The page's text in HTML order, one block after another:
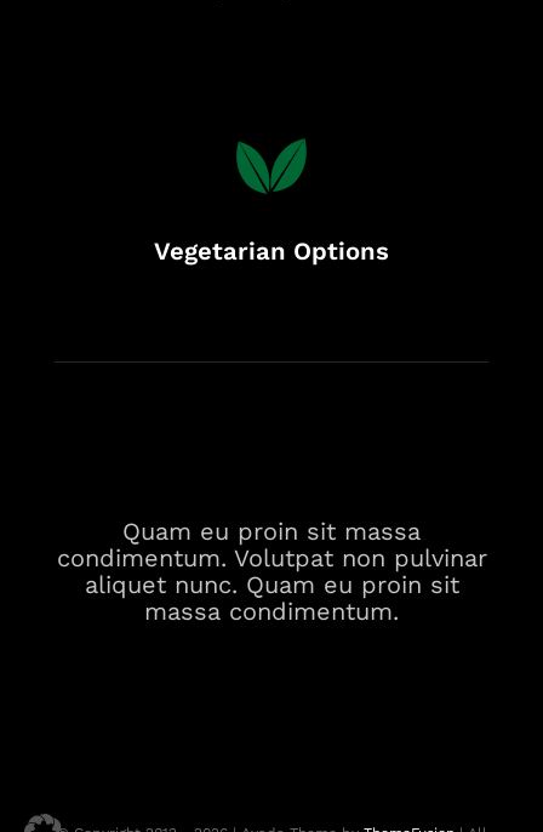
Vegetarian Options
Quam eu proin sit massa
condimentum. Volutpat non pulvinar
aliquet nunc. Quam eu proin sit
massa condimentum.